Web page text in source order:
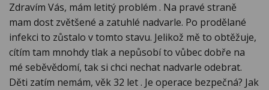
Zdravím Vás, mám letitý problém . Na pravé straně
mam dost zvětšené a zatuhlé nadvarle. Po prodělané
infekci to zůstalo v tomto stavu. Jelikož mě to obtěžuje,
cítím tam mnohdy tlak a nepůsobí to vůbec dobře na
mé seběvědomí, tak si chci nechat nadvarle odebrat.
Děti zatím nemám, věk 32 let . Je operace bezpečná? Jak